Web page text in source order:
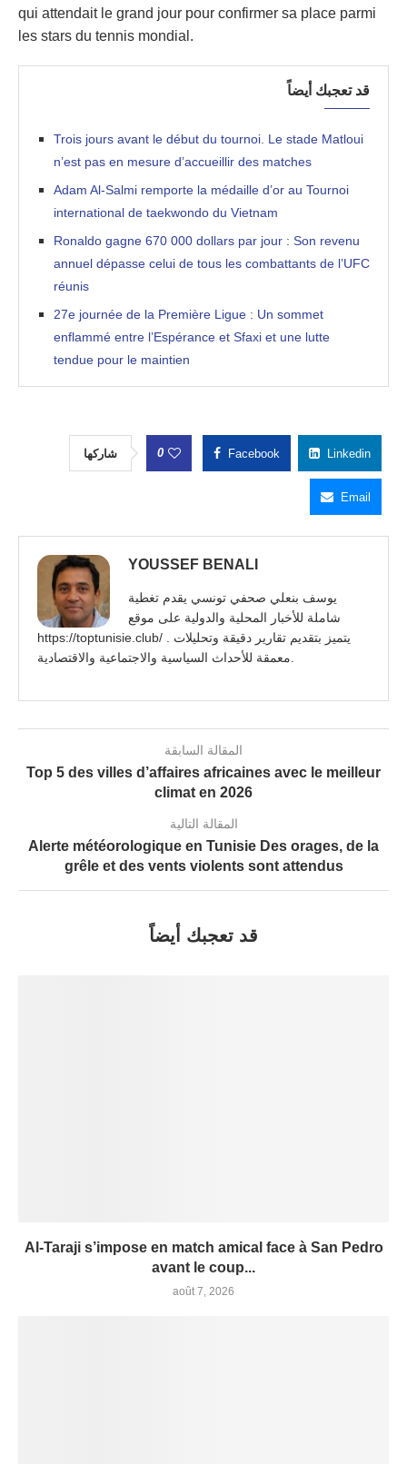
qui attendait le grand jour pour confirmer sa place parmi
les stars du tennis mondial.
قد تعجبك أيضاً
Trois jours avant le début du tournoi. Le stade Matloui
n’est pas en mesure d’accueillir des matches
Adam Al-Salmi remporte la médaille d’or au Tournoi
international de taekwondo du Vietnam
Ronaldo gagne 670 000 dollars par jour : Son revenu
annuel dépasse celui de tous les combattants de l’UFC
réunis
27e journée de la Première Ligue : Un sommet
enflammé entre l’Espérance et Sfaxi et une lutte
tendue pour le maintien
شاركها 0 Facebook Linkedin
Email
YOUSSEF BENALI
يوسف بنعلي صحفي تونسي يقدم تغطية
شاملة للأخبار المحلية والدولية على موقع
https://toptunisie.club/ . يتميز بتقديم تقارير دقيقة وتحليلات
معمقة للأحداث السياسية والاجتماعية والاقتصادية.
المقالة السابقة
Top 5 des villes d’affaires africaines avec le meilleur
climat en 2026
المقالة التالية
Alerte météorologique en Tunisie Des orages, de la
grêle et des vents violents sont attendus
قد تعجبك أيضاً
Al-Taraji s’impose en match amical face à San Pedro
avant le coup...
août 7, 2026